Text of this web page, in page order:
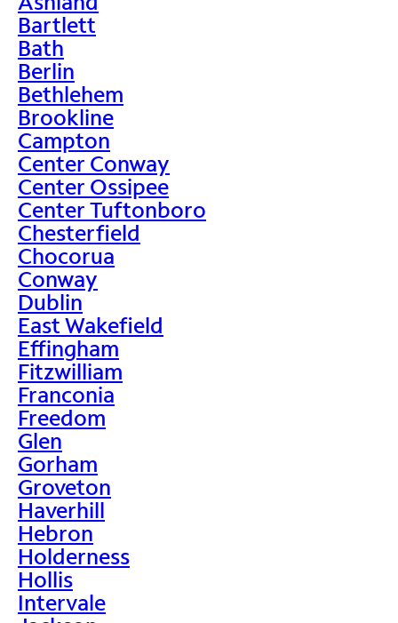
Bartlett
Bath
Berlin
Bethlehem
Brookline
Campton
Center Conway
Center Ossipee
Center Tuftonboro
Chesterfield
Chocorua
Conway
Dublin
East Wakefield
Effingham
Fitzwilliam
Franconia
Freedom
Glen
Gorham
Groveton
Haverhill
Hebron
Holderness
Hollis
Intervale